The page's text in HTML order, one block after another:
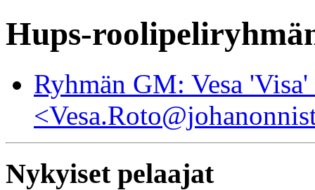
Hups-
Ryhmän GM: Vesa
Nykyiset pelaajat